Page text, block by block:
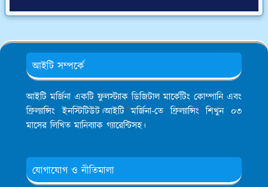
আইটি সম্পর্কে
আইটি মর্জিনা একটি ফুলস্ট্যাক ডিজিটাল মার্কেটিং কোম্পানি এবং
ফ্রিল্যান্সিং ইনস্টিটিউট।আইটি মর্জিনা-তে ফ্রিল্যান্সিং শিখুন ০৩
মাসের লিখিত মানিব্যাক গ্যারেন্টিসহ।
যোগাযোগ ও নীতিমালা